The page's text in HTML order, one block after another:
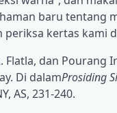
baru tentang
kertas kami
dan Pourang
Di dalamProsiding
AS, 231-240.